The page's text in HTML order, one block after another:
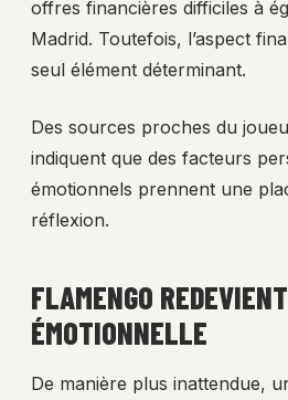
offres financières difficiles à
Madrid. Toutefois, l’aspect
seul élément déterminant.
Des sources proches du
indiquent que des facteurs
émotionnels prennent une
réflexion.
FLAMENGO
ÉMOTIONNELLE
De manière plus inattendue,